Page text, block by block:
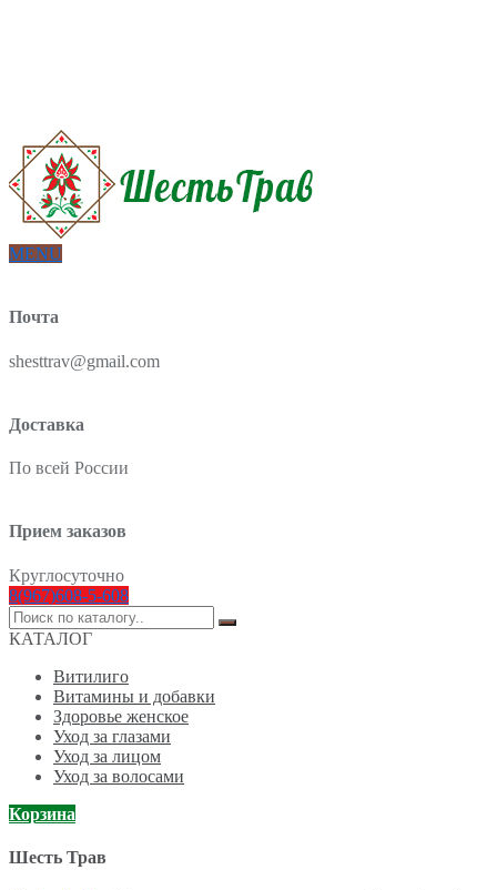
MENU
Почта
shesttrav@gmail.com
Доставка
По всей России
Прием заказов
Круглосуточно
8(967)608-5-608
Поиск
по:
КАТАЛОГ
Витилиго
Витамины и добавки
Здоровье женское
Уход за глазами
Уход за лицом
Уход за волосами
Корзина
Шесть Трав